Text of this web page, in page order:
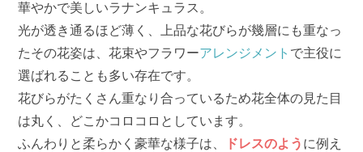
華やかで美しいラナンキュラス。
光が透き通るほど薄く、上品な花びらが幾層にも重なっ
たその花姿は、花束やフラワーアレンジメント で主役に
選ばれることも多い存在です。
花びらがたくさん重なり合っているため花全体の見た目
は丸く、どこかコロコロとしています。
ふんわりと柔らかく豪華な様子は、
ドレスのよう に例え